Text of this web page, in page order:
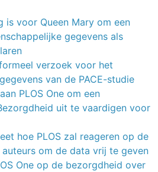
is voor Queen Mary om een
gegevens als
verzoek voor het
van de PACE-studie
PLOS One om een
uit te vaardigen voor
hoe PLOS zal reageren op de
om de data vrij te geven
One op de bezorgdheid over